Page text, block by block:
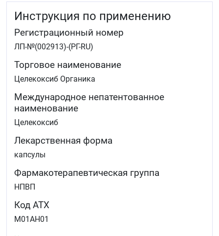
отёком, болью и зачастую разрушением суставов
(ревматоидный артрит)
симптоматического лечения хронического, постепенно
прогрессирующего воспалительного заболевании
позвоночника, которое у ряда пациентов может
протекать одновременно с поражением связок и
периферических суставов (анкилозирующий
при болевом синдроме (боли в спине, костно-
мышечные, послеоперационные и другие виды
боли).
менструация).
Инструкция по применению
Регистрационный номер
ЛП-№(002913)-(РГ-RU)
Торговое наименование
Целекоксиб Органика
Международное непатентованное
наименование
Целекоксиб
Лекарственная форма
капсулы
Фармакотерапевтическая группа
НПВП
Код АТХ
M01AH01